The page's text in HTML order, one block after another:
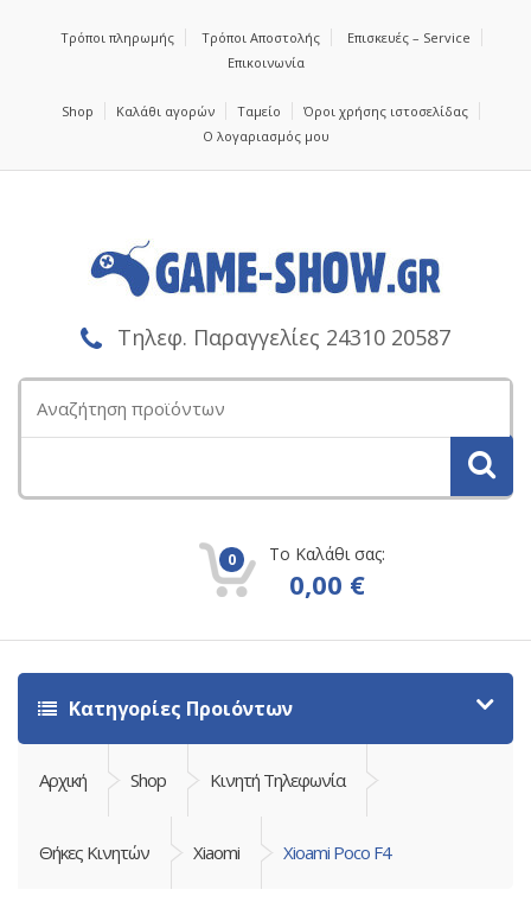
Τρόποι πληρωμής Τρόποι Αποστολής
Επισκευές – Service
Επικοινωνία
Shop Καλάθι αγορών Ταμείο
Όροι χρήσης ιστοσελίδας
Ο λογαριασμός μου
Τηλεφ. Παραγγελίες 24310 20587
για:
0 Το Καλάθι σας:
0,00 €
Κατηγορίες Προιόντων
Αρχική Shop Κινητή Τηλεφωνία
Θήκες Κινητών Xiaomi Xioami Poco F4